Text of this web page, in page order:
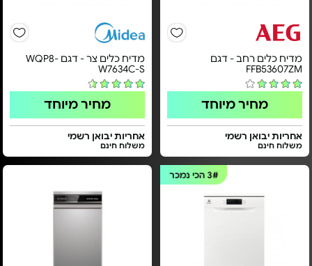
מדיח כלים רחב - דגם
FFB53607ZM
מחיר מיוחד
אחריות יבואן רשמי
משלוח חינם
מדיח כלים צר - דגם WQP8-
W7634C-S
מחיר מיוחד
אחריות יבואן רשמי
משלוח חינם
3#הכי נמכר